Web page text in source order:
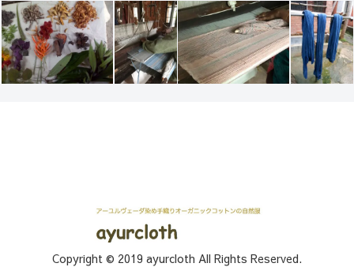
Copyright © 2019 ayurcloth All Rights Reserved.